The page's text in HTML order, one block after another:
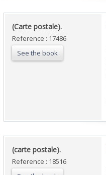
‎(Carte postale).‎
Reference : 17486
See the book
‎(carte postale).‎
Reference : 18516